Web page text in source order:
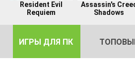
Resident Evil
Requiem
Assassin's
Shadows
ИГРЫ ДЛЯ ПК